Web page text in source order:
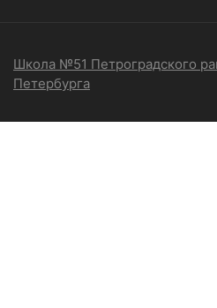
Школа №51 Петроградского
Петербурга